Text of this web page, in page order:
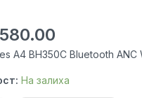
A4 BH350C Bluetooth ANC
На залиха